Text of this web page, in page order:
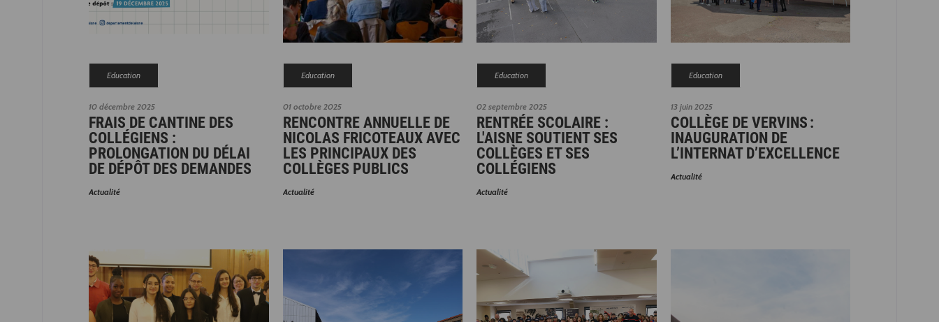
10 décembre 2025
Education
FRAIS DE CANTINE DES
COLLÉGIENS :
PROLONGATION DU DÉLAI
DE DÉPÔT DES DEMANDES
Actualité
01 octobre 2025
Education
RENCONTRE ANNUELLE DE
NICOLAS FRICOTEAUX AVEC
LES PRINCIPAUX DES
COLLÈGES PUBLICS
Actualité
02 septembre 2025
Education
RENTRÉE SCOLAIRE :
L'AISNE SOUTIENT SES
COLLÈGES ET SES
COLLÉGIENS
Actualité
13 juin 2025
Education
COLLÈGE DE VERVINS :
INAUGURATION DE
L’INTERNAT D’EXCELLENCE
Actualité